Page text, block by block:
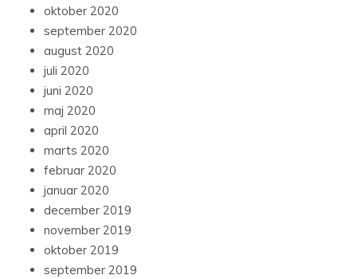
oktober 2020
september 2020
august 2020
juli 2020
juni 2020
maj 2020
april 2020
marts 2020
februar 2020
januar 2020
december 2019
november 2019
oktober 2019
september 2019